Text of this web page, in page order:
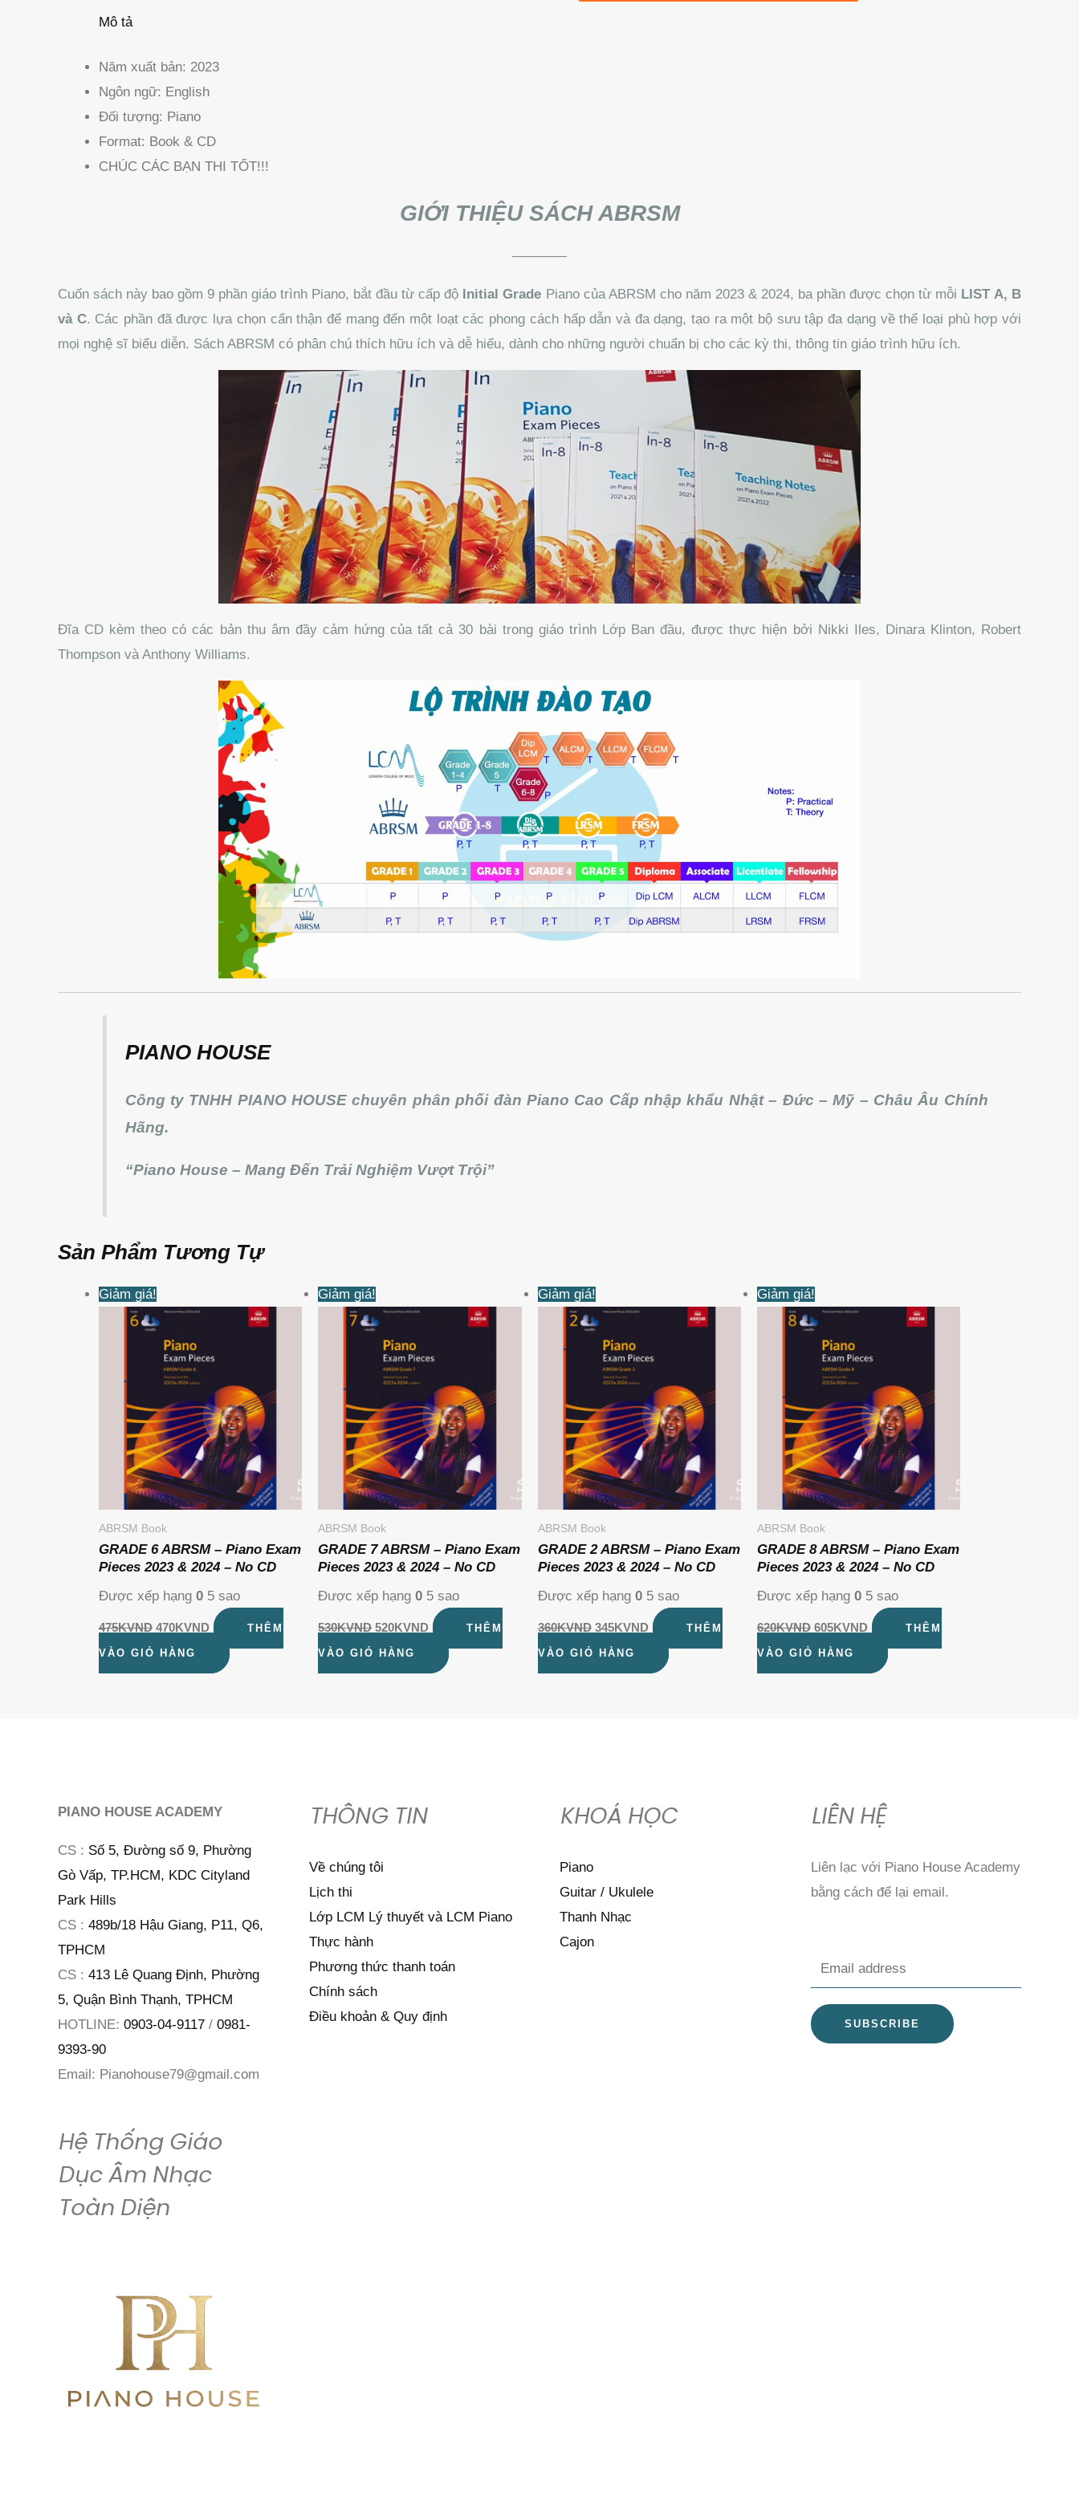
Mô tả
Năm xuất bản: 2023
Ngôn ngữ: English
Đối tượng: Piano
Format: Book & CD
CHÚC CÁC BẠN THI TỐT!!!
GIỚI THIỆU SÁCH ABRSM
————
Cuốn sách này bao gồm 9 phần giáo trình Piano, bắt đầu từ cấp độ Initial Grade Piano của ABRSM cho năm 2023 & 2024, ba phần được chọn từ mỗi LIST A, B
và C. Các phần đã được lựa chọn cẩn thận để mang đến một loạt các phong cách hấp dẫn và đa dạng, tạo ra một bộ sưu tập đa dạng về thể loại phù hợp với
mọi nghệ sĩ biểu diễn. Sách ABRSM có phân chú thích hữu ích và dễ hiểu, dành cho những người chuẩn bị cho các kỳ thi, thông tin giáo trình hữu ích.
Đĩa CD kèm theo có các bản thu âm đầy cảm hứng của tất cả 30 bài trong giáo trình Lớp Ban đầu, được thực hiện bởi Nikki Iles, Dinara Klinton, Robert
Thompson và Anthony Williams.
PIANO HOUSE
Công ty TNHH PIANO HOUSE chuyên phân phối đàn Piano Cao Cấp nhập khẩu Nhật – Đức – Mỹ – Châu Âu Chính
Hãng.
“Piano House – Mang Đến Trải Nghiệm Vượt Trội”
Sản Phẩm Tương Tự
Giảm giá!
ABRSM Book
GRADE 6 ABRSM – Piano Exam
Pieces 2023 & 2024 – No CD
Được xếp hạng 0 5 sao
475KVND
Giá
gốc
là:
475KVND.
470KVND
hiện
THÊM
VÀO GIỎ HÀNG
Giảm giá!
ABRSM Book
GRADE 7 ABRSM – Piano Exam
Pieces 2023 & 2024 – No CD
Được xếp hạng0 5 sao
530KVND
Giá
gốc
là:
530KVND.
520KVND
hiện
THÊM
VÀO GIỎ HÀNG
Giảm giá!
ABRSM Book
GRADE 2 ABRSM – Piano Exam
Pieces 2023 & 2024 – No CD
Được xếp hạng 05 sao
360KVND
Giá
gốc
là:
360KVND.
345KVND
hiện
THÊM
VÀO GIỎ HÀNG
Giảm giá!
ABRSM Book
GRADE 8 ABRSM – Piano Exam
Pieces 2023 & 2024 – No CD
Được xếp hạng0 5 sao
620KVND
Giá
gốc
là:
620KVND.
605KVND
hiện
THÊM
VÀO GIỎ HÀNG
PIANO HOUSE ACADEMY
CS : Số 5, Đường số 9, Phường
Gò Vấp, TP.HCM, KDC Cityland
Park Hills
CS : 489b/18 Hậu Giang, P11, Q6,
TPHCM
CS : 413 Lê Quang Định, Phường
5, Quận Bình Thạnh, TPHCM
HOTLINE: 0903-04-9117 / 0981-
9393-90
Email: Pianohouse79@gmail.com
Hệ Thống Giáo
Dục Âm Nhạc
Toàn Diện
THÔNG TIN
Về chúng tôi
Lịch thi
Lớp LCM Lý thuyết và LCM Piano
Thực hành
Phương thức thanh toán
Chính sách
Điều khoản & Quy định
KHOÁ HỌC
Piano
Guitar / Ukulele
Thanh Nhạc
Cajon
LIÊN HỆ
Liên lạc với Piano House Academy
bằng cách để lại email.
m
a
i
SUBSCRIBE